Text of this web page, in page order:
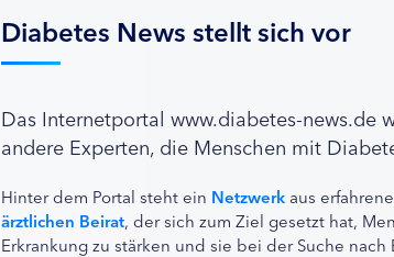
Diabetes News stellt sich vor
Das Internetportal www.diabetes-news.de
andere Experten, die Menschen mit
Hinter dem Portal steht ein Netzwerk aus
ärztlichen Beirat, der sich zum Ziel gesetzt hat,
Erkrankung zu stärken und sie bei der Suche